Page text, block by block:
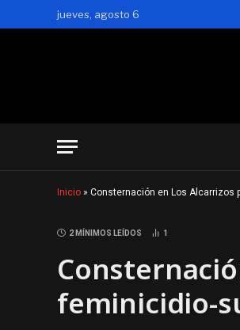
jueves, agosto 6
Inicio » Consternación en Los Alcarrizos
2 MÍNIMOS LEÍDOS 1
feminicidio-